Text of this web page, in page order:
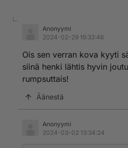
Anonyymi
2024-02-29 19:33:46
Ois sen verran kova kyyti
siinä henki lähtis hyvin
rumpsuttais!
Äänestä
Anonyymi
2024-03-02 13:34:24